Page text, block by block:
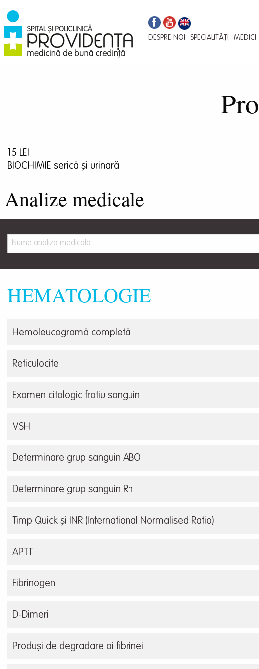
la
conţinutul
principal
Navigare
principală
DESPRE NOI SPECIALITĂȚI MEDICI
15 LEI
BIOCHIMIE serică și urinară
Analize medicale
HEMATOLOGIE
Hemoleucogramă completă
Reticulocite
Examen citologic frotiu sanguin
VSH
Determinare grup sanguin ABO
Determinare grup sanguin Rh
Timp Quick și INR (International Normalised Ratio)
APTT
Fibrinogen
D-Dimeri
Produși de degradare ai fibrinei